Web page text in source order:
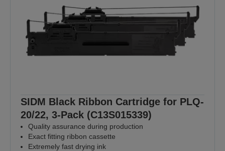
SIDM Black Ribbon Cartridge for PLQ-
20/22, 3-Pack (C13S015339)
Quality assurance during production
Exact fitting ribbon cassette
Extremely fast drying ink